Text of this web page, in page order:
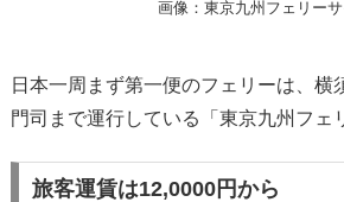
画像：東京九州フェリーサ
日本一周まず第一便のフェリーは、横
門司まで運行している「東京九州フェ
旅客運賃は12,0000円から